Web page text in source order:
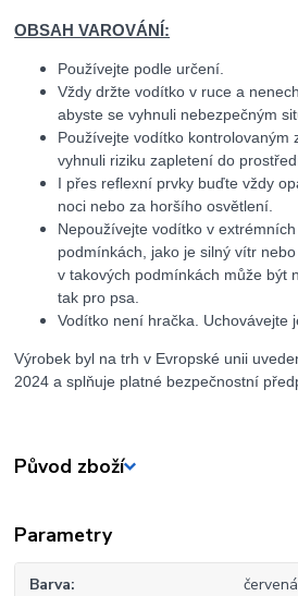
OBSAH VAROVÁNÍ:
Používejte podle určení.
Vždy držte vodítko v ruce a
abyste se vyhnuli nebezpečným
Používejte vodítko kontrolovaným
vyhnuli riziku zapletení do
I přes reflexní prvky buďte vždy
noci nebo za horšího osvětlení.
Nepoužívejte vodítko v
podmínkách, jako je silný vítr
v takových podmínkách může být
tak pro psa.
Vodítko není hračka. Uchovávejte
Výrobek byl na trh v Evropské unii
2024 a splňuje platné bezpečnostní
Původ zboží
Parametry
Barva červená